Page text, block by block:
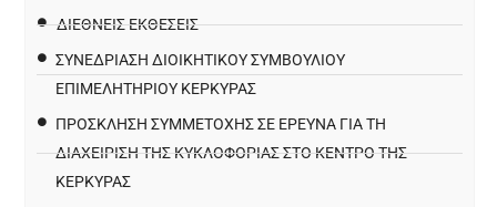
ΔΙΕΘΝΕΙΣ ΕΚΘΕΣΕΙΣ
ΣΥΝΕΔΡΙΑΣΗ ΔΙΟΙΚΗΤΙΚΟΥ ΣΥΜΒΟΥΛΙΟΥ
ΕΠΙΜΕΛΗΤΗΡΙΟΥ ΚΕΡΚΥΡΑΣ
ΠΡΌΣΚΛΗΣΗ ΣΥΜΜΕΤΟΧΉΣ ΣΕ ΈΡΕΥΝΑ ΓΙΑ ΤΗ
ΔΙΑΧΕΊΡΙΣΗ ΤΗΣ ΚΥΚΛΟΦΟΡΊΑΣ ΣΤΟ ΚΈΝΤΡΟ ΤΗΣ
ΚΈΡΚΥΡΑΣ